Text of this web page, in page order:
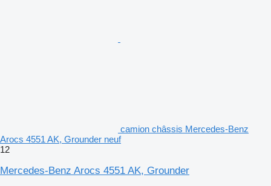
camion châssis Mercedes-Benz
Arocs 4551 AK, Grounder neuf
12
Mercedes-Benz Arocs 4551 AK, Grounder